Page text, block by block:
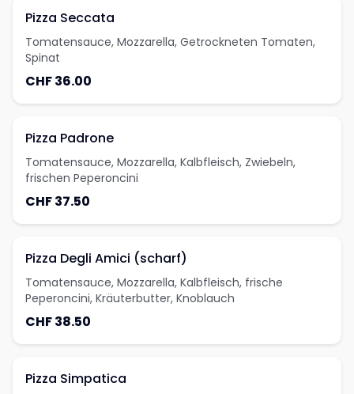
Pizza Seccata
Tomatensauce, Mozzarella, Getrockneten Tomaten,
Spinat
CHF 36.00
Pizza Padrone
Tomatensauce, Mozzarella, Kalbfleisch, Zwiebeln,
frischen Peperoncini
CHF 37.50
Pizza Degli Amici (scharf)
Tomatensauce, Mozzarella, Kalbfleisch, frische
Peperoncini, Kräuterbutter, Knoblauch
CHF 38.50
Pizza Simpatica